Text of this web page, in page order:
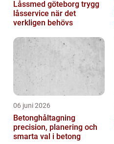
Låssmed göteborg trygg
låsservice när det
verkligen behövs
06 juni 2026
Betonghåltagning
precision, planering och
smarta val i betong